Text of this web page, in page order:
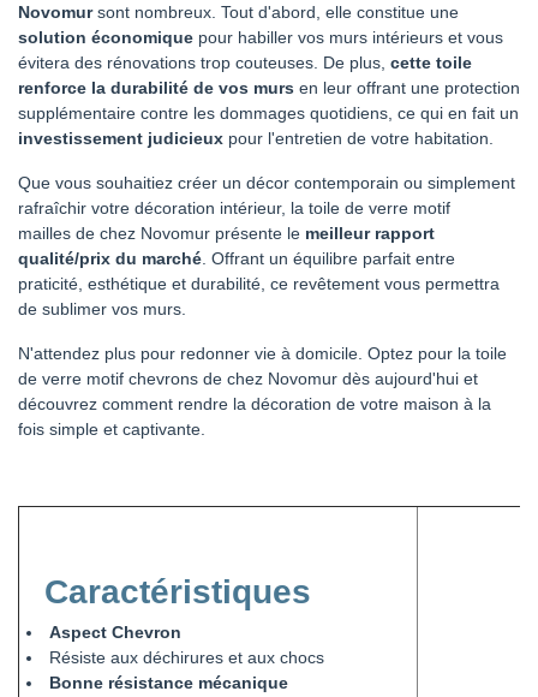
Novomursont nombreux. Tout d'abord, elle constitue une
solution économique pour habiller vos murs intérieurs et vous
évitera des rénovations trop couteuses. De plus, cette toile
renforce la durabilité de vos murs en leur offrant une protection
supplémentaire contre les dommages quotidiens, ce qui en fait un
investissement judicieux pour l'entretien de votre habitation.
Que vous souhaitiez créer un décor contemporain ou simplement
rafraîchir votre décoration intérieur, la toile de verre motif
mailles de chez Novomur présente le meilleur rapport
qualité/prix du marché . Offrant un équilibre parfait entre
praticité, esthétique et durabilité, ce revêtement vous permettra
de sublimer vos murs.
N'attendez plus pour redonner vie à domicile. Optez pour la toile
de verre motif chevrons de chez Novomur dès aujourd'hui et
découvrez comment rendre la décoration de votre maison à la
fois simple et captivante.
Caractéristiques
Aspect Chevron
Résiste aux déchirures et aux chocs
Bonne résistance mécanique